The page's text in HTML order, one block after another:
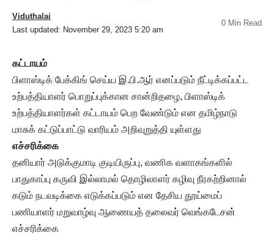
Last updated: November 29, 2023 5:20 am
Viduthalai
0 Min Read
கட்டாயம்
பிளாஸ்டிக் பேக்கிங் செய்ய இ.பி.ஆர் எனப்படும் நீட்டிக்கப்பட்ட
உற்பத்தியாளர் பொறுப்புக்கான சான்றிதழை, பிளாஸ்டிக்
உற்பத்தியாளர்கள் கட்டாயம் பெற வேண்டும் என தமிழ்நாடு
மாசுக் கட்டுப்பாட்டு வாரியம் அறிவுறுத்தி யுள்ளது
எச்சரிக்கை
தனியார் அடுக்குமாடி குடியிருப்பு, வணிக வளாகங்களில்
பாதுகாப்பு கருவி இல்லாமல் தொழிலாளர் கழிவு நீரகற்றினால்
கடும் நடவடிக்கை எடுக்கப்படும் என தேசிய தூய்மைப்
பணியாளர் மறுவாழ்வு ஆணையத் தலைவர் வெங்கடேசன்
எச்சரிக்கை